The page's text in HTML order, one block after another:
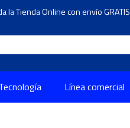
la Tienda Online con envío GRATIS
Línea comercial